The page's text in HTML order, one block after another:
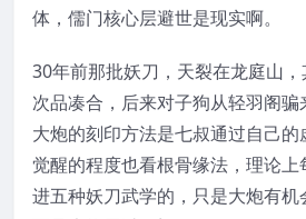
体，儒门核心层避世是现实啊。
30年前那批妖刀，天裂在龙庭山
次品凑合，后来对子狗从轻羽阁骗
大炮的刻印方法是七叔通过自己
觉醒的程度也看根骨缘法，理论
进五种妖刀武学的，只是大炮有机